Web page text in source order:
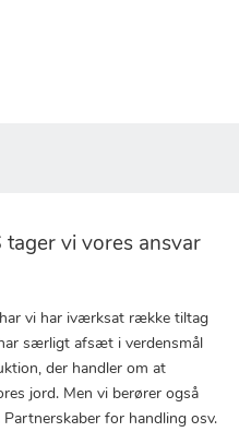
tager vi vores ansvar
vi har iværksat række tiltag
særligt afsæt i verdensmål
der handler om at
jord. Men vi berører også
for handling osv.